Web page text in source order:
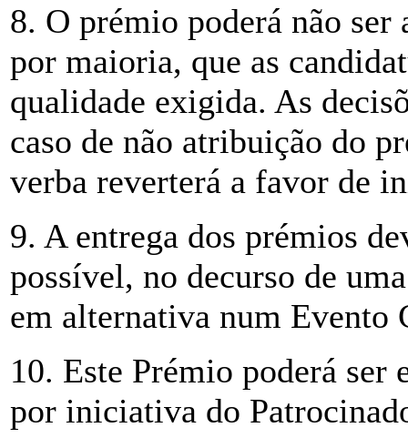
8. O prémio poderá não
por maioria, que as
qualidade exigida. As
caso de não atribuição do
verba reverterá a favor de
9. A entrega dos prémios
possível, no decurso de
em alternativa num Evento
10. Este Prémio poderá
por iniciativa do